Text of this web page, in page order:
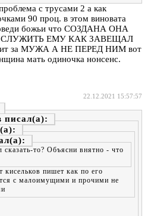
с трусами 2 а как
90 проц. в этом виновата
божьи что СОЗДАНА ОНА
ЕМУ КАК ЗАВЕЩАЛ
за МУЖА А НЕ ПЕРЕД НИМ вот
мать одиночка нонсенс.
22.12.2021 15:57:57
сказать-то? Объясни внятно - что
кисельков пишет как по его
с малоимущими и прочими не